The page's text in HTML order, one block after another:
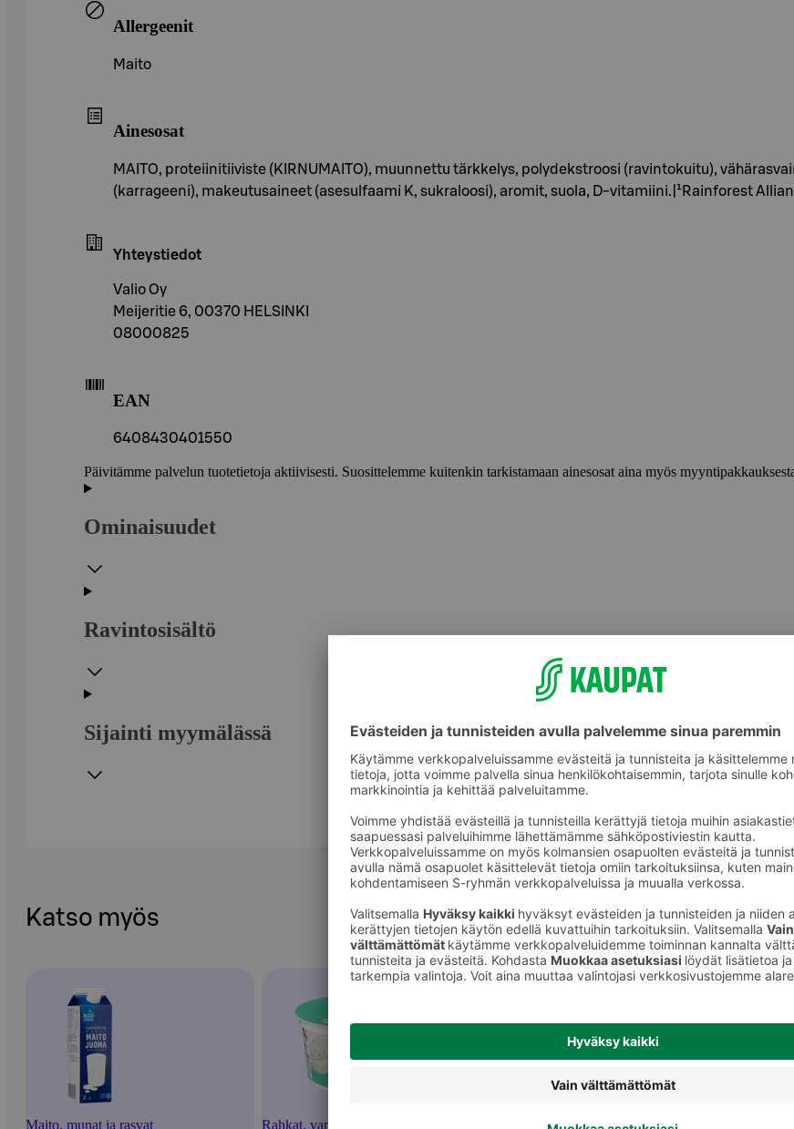
Allergeenit
Maito
Ainesosat
MAITO, proteiinitiiviste (KIRNUMAITO), muunnettu tärkkelys, polydekstroosi (ravintokuitu),
(karrageeni), makeutusaineet (asesulfaami K, sukraloosi), aromit, suola, D-vitamiini.|¹Rainforest
Yhteystiedot
Valio Oy
Meijeritie 6, 00370 HELSINKI
08000825
EAN
6408430401550
Päivitämme palvelun tuotetietoja aktiivisesti. Suosittelemme kuitenkin tarkistamaan ainesosat aina myös
Ominaisuudet
Ravintosisältö
Sijainti myymälässä
Katso myös
Maito, munat ja rasvat Rahkat, vanukkaat ja jälkiruoka Vanukkaat